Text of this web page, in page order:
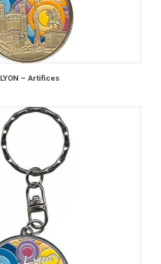
LYON – Artifices